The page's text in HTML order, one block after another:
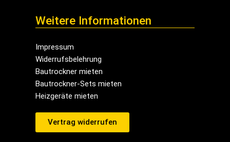
Weitere Informationen
Impressum
Widerrufsbelehrung
Bautrockner mieten
Bautrockner-Sets mieten
Heizgeräte mieten
Vertrag widerrufen